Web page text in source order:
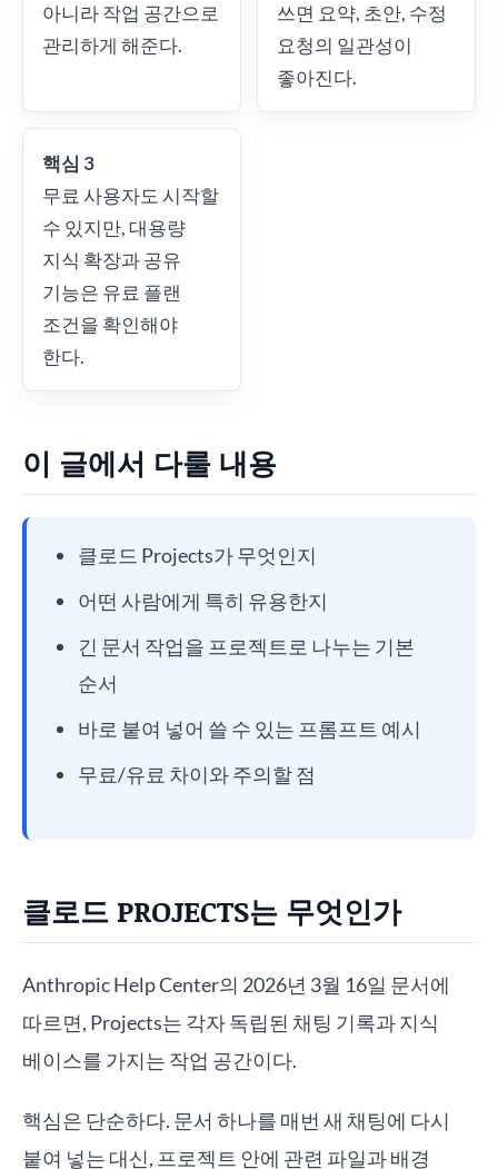
아니라 작업 공간으로
관리하게 해준다.
쓰면 요약, 초안, 수정
요청의 일관성이
좋아진다.
핵심 3
무료 사용자도 시작할
수 있지만, 대용량
지식 확장과 공유
기능은 유료 플랜
조건을 확인해야
한다.
이 글에서 다룰 내용
클로드 Projects가 무엇인지
어떤 사람에게 특히 유용한지
긴 문서 작업을 프로젝트로 나누는 기본
순서
바로 붙여 넣어 쓸 수 있는 프롬프트 예시
무료/유료 차이와 주의할 점
클로드 PROJECTS는 무엇인가
Anthropic Help Center의 2026년 3월 16일 문서에
따르면, Projects는 각자 독립된 채팅 기록과 지식
베이스를 가지는 작업 공간이다.
핵심은 단순하다. 문서 하나를 매번 새 채팅에 다시
붙여 넣는 대신, 프로젝트 안에 관련 파일과 배경